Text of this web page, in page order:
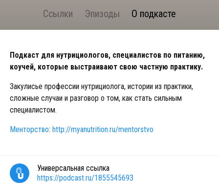
Ссылки Эпизоды О подкасте
Подкаст для нутрициологов, специалистов по питанию,
коучей, которые выстраивают свою частную практику.
Закулисье профессии нутрициолога, истории из практики,
сложные случаи и разговор о том, как стать сильным
специалистом.
Менторство: http://myanutrition.ru/mentorstvo
Универсальная ссылка
https://podcast.ru/1855545693